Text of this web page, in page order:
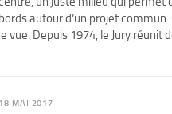
bords autour d’un projet
vue. Depuis 1974, le Jury réunit
18 MAI 2017